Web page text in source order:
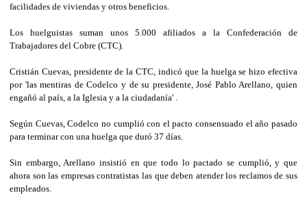
facilidades de viviendas y otros beneficios.
Los huelguistas suman unos 5.000 afiliados a la Confederación de
Trabajadores del Cobre (CTC).
Cristián Cuevas, presidente de la CTC, indicó que la huelga se hizo efectiva
por 'las mentiras de Codelco y de su presidente, José Pablo Arellano, quien
engañó al país, a la Iglesia y a la ciudadanía' .
Según Cuevas, Codelco no cumplió con el pacto consensuado el año pasado
para terminar con una huelga que duró 37 días.
Sin embargo, Arellano insistió en que todo lo pactado se cumplió, y que
ahora son las empresas contratistas las que deben atender los reclamos de sus
empleados.